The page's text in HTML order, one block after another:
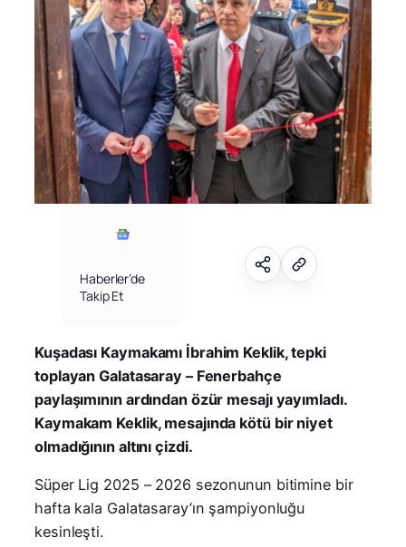
Haberler’de
Takip Et
Kuşadası Kaymakamı İbrahim Keklik, tepki
toplayan Galatasaray – Fenerbahçe
paylaşımının ardından özür mesajı yayımladı.
Kaymakam Keklik, mesajında kötü bir niyet
olmadığının altını çizdi.
Süper Lig 2025 – 2026 sezonunun bitimine bir
hafta kala Galatasaray’ın şampiyonluğu
kesinleşti.